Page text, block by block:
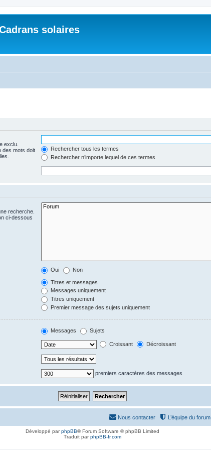
solaires
exclu.
des mots doit
Rechercher tous les termes
Rechercher n’importe lequel de ces termes
recherche.
ci-dessous
Oui Non
Titres et messages
Messages uniquement
Titres uniquement
Premier message des sujets uniquement
Messages Sujets
Croissant Décroissant
premiers caractères des messages
L’équipe du forum
Nous contacter
Développé parphpBB® Forum Software © phpBB Limited
Traduit parphpBB-fr.com